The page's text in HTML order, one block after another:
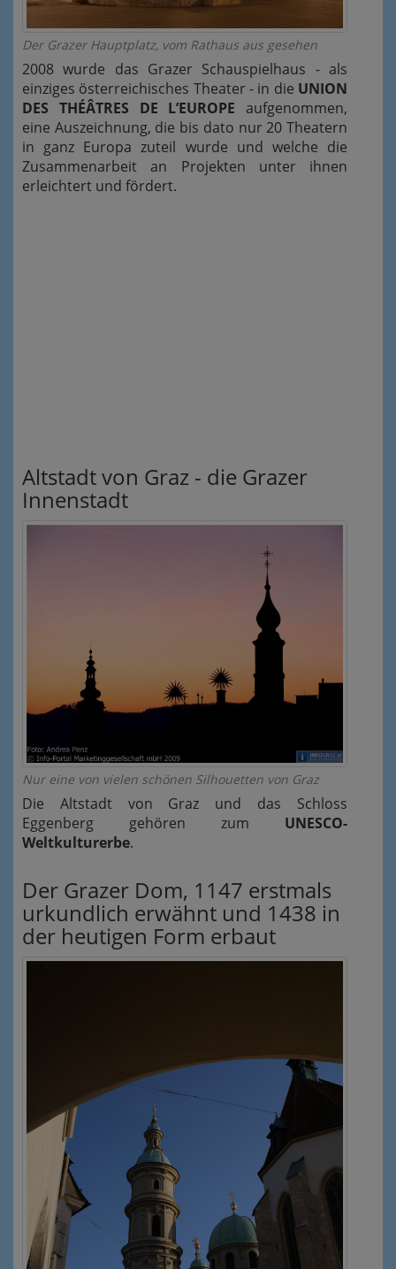
Der Grazer Hauptplatz, vom Rathaus aus gesehen
2008 wurde das Grazer Schauspielhaus - als
einziges österreichisches Theater - in die UNION
DES THÉÂTRES DE L’EUROPE aufgenommen,
eine Auszeichnung, die bis dato nur 20 Theatern
in ganz Europa zuteil wurde und welche die
Zusammenarbeit an Projekten unter ihnen
erleichtert und fördert.
Altstadt von Graz - die Grazer
Innenstadt
Nur eine von vielen schönen Silhouetten von Graz
Die Altstadt von Graz und das Schloss
Eggenberg gehören zum UNESCO-
Weltkulturerbe.
Der Grazer Dom, 1147 erstmals
urkundlich erwähnt und 1438 in
der heutigen Form erbaut